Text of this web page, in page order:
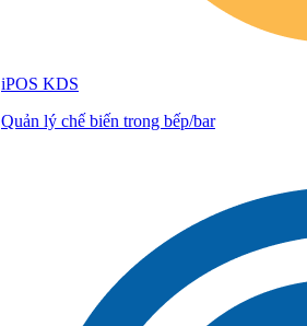
iPOS KDS
Quản lý chế biến trong bếp/bar